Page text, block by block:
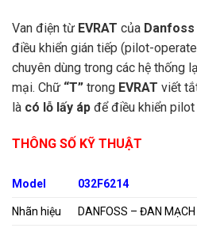
Van điện từ EVRAT của Danfoss
điều khiển gián tiếp (pilot-
chuyên dùng trong các hệ thống
mại. Chữ “T” trong EVRAT viết
là có lỗ lấy áp để điều khiển pilot
THÔNG SỐ KỸ THUẬT
Model 032F6214
Nhãn hiệu DANFOSS – ĐAN MẠCH